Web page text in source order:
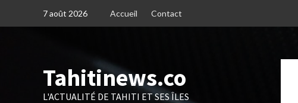
7 août 2026 Accueil Contact
Tahitinews.co
L'ACTUALITÉ DE TAHITI ET SES ÎLES